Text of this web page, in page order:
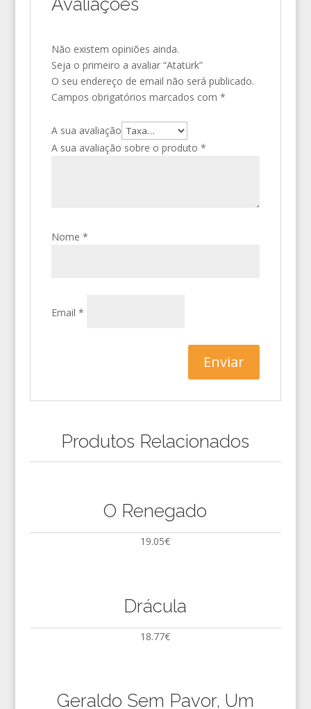
Avaliações
Não existem opiniões ainda.
Seja o primeiro a avaliar “Atatürk”
O seu endereço de email não será publicado.
Campos obrigatórios marcados com *
A sua avaliação
A sua avaliação sobre o produto *
Nome *
Email *
Produtos Relacionados
O Renegado
19.05€
Drácula
18.77€
Geraldo Sem Pavor, Um